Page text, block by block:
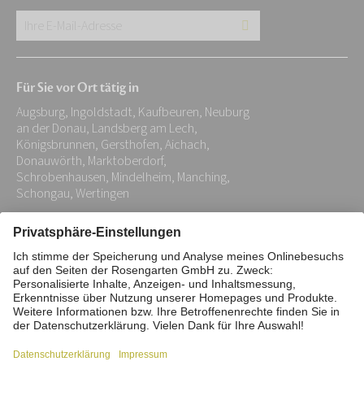
Adresse:
*
Für Sie vor Ort tätig in
Augsburg, Ingoldstadt, Kaufbeuren, Neuburg
an der Donau, Landsberg am Lech,
Königsbrunnen, Gersthofen, Aichach,
Donauwörth, Marktoberdorf,
Schrobenhausen, Mindelheim, Manching,
Schongau, Wertingen
Impressum Datenschutz
Stiftung
Interne Meldestelle
Zahlungsmittel
Barrierefreiheitserklärung
Vertrag widerrufen